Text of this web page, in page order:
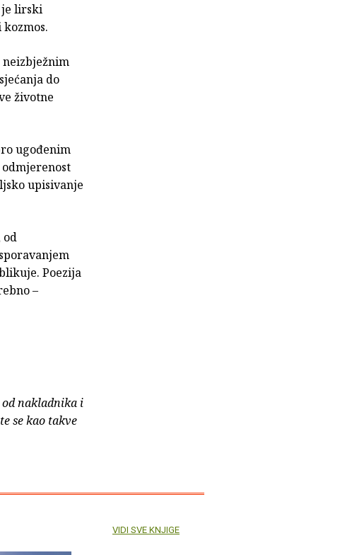
je lirski
neizbježnim
do
životne
ugođenim
upisivanje
od
Poezija
–
nakladnika i
se kao takve
VIDI SVE KNJIGE